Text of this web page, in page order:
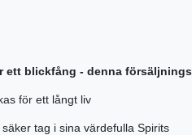
ett blickfång - denna
för ett långt liv
tag i sina värdefulla Spirits